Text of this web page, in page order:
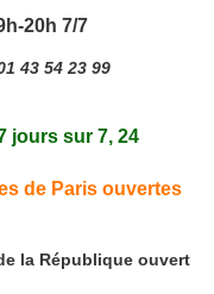
20h 7/7
43 54 23 99
jours sur 7, 24
de Paris ouvertes
la République ouvert